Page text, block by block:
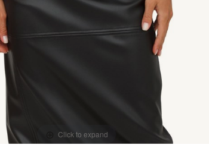
Click to expand